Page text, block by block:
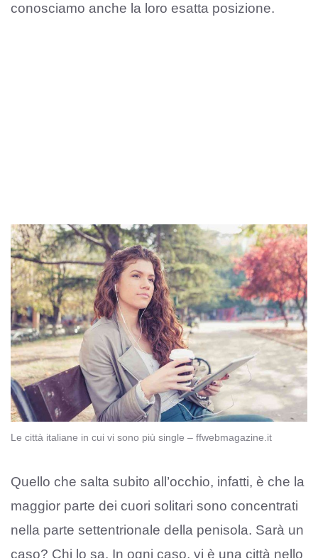
conosciamo anche la loro esatta posizione.
Le città italiane in cui vi sono più single – ffwebmagazine.it
Quello che salta subito all’occhio, infatti, è che la
maggior parte dei cuori solitari sono concentrati
nella parte settentrionale della penisola. Sarà un
caso? Chi lo sa. In ogni caso, vi è una città nello